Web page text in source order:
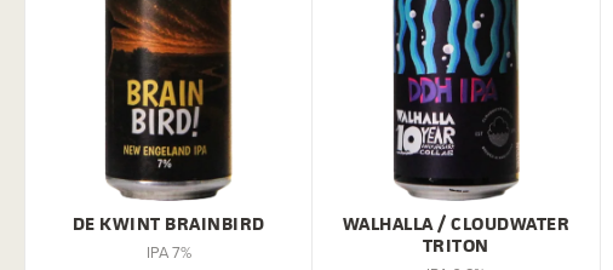
DE KWINT BRAINBIRD
IPA 7%
WALHALLA / CLOUDWATER
TRITON